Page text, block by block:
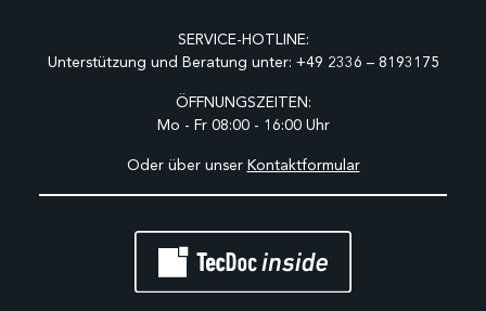
SERVICE-HOTLINE:
Unterstützung und Beratung unter: +49 2336 – 8193175
ÖFFNUNGSZEITEN:
Mo - Fr 08:00 - 16:00 Uhr
Oder über unser Kontaktformular